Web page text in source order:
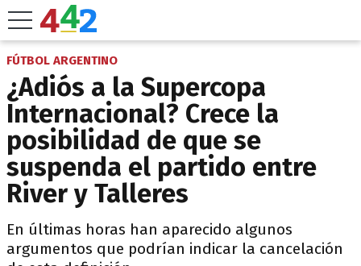
FÚTBOL ARGENTINO
¿Adiós a la Supercopa
Internacional? Crece la
posibilidad de que se
suspenda el partido entre
River y Talleres
En últimas horas han aparecido algunos
argumentos que podrían indicar la cancelación